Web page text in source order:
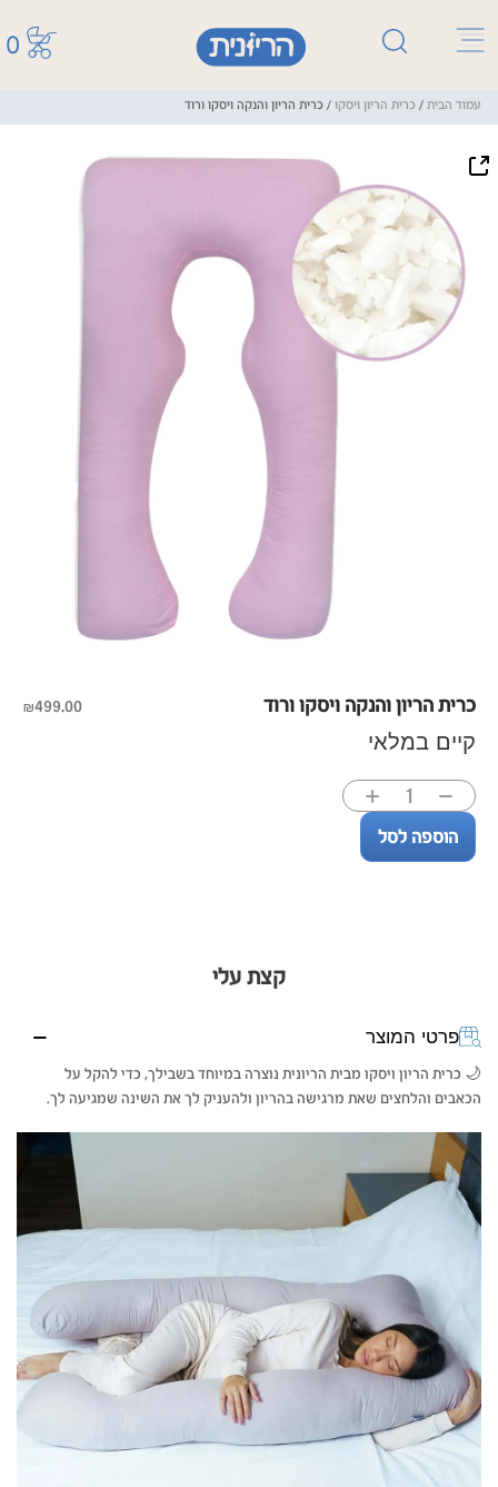
0
עמוד הבית / כרית הריון ויסקו / כרית הריון והנקה ויסקו ורוד
כרית הריון והנקה ויסקו ורוד ₪499.00
קיים במלאי
הוספה לסל
קצת עלי
פרטי המוצר
🌙 כרית הריון ויסקו מבית הריונית נוצרה במיוחד בשבילך, כדי להקל על
הכאבים והלחצים שאת מרגישה בהריון ולהעניק לך את השינה שמגיעה לך.